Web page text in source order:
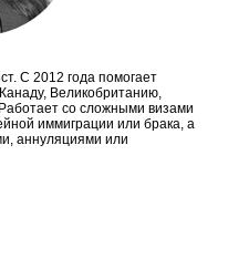
С 2012 года помогает
Великобританию,
со сложными визами
иммиграции или брака, а
аннуляциями или